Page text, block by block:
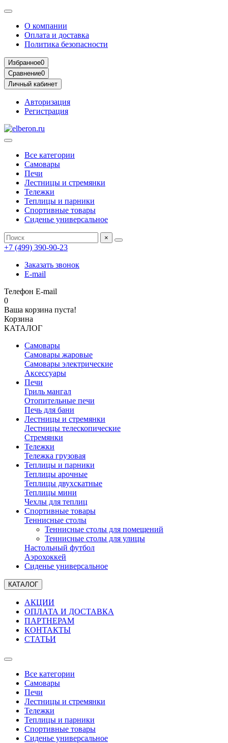
О компании
Оплата и доставка
Политика безопасности
Избранное0
Сравнение0
Личный кабинет
Авторизация
Регистрация
Все категории
Самовары
Печи
Лестницы и стремянки
Тележки
Теплицы и парники
Спортивные товары
Сиденье универсальное
×
+7 (499) 390‑90‑23
Заказать звонок
E-mail
Телефон E-mail
0
Ваша корзина пуста!
Корзина
КАТАЛОГ
Самовары
Самовары жаровые
Самовары электрические
Аксессуары
Печи
Гриль мангал
Отопительные печи
Печь для бани
Лестницы и стремянки
Лестницы телескопические
Стремянки
Тележки
Тележка грузовая
Теплицы и парники
Теплицы арочные
Теплицы двухскатные
Теплицы мини
Чехлы для теплиц
Спортивные товары
Теннисные столы
Теннисные столы для помещений
Теннисные столы для улицы
Настольный футбол
Аэрохоккей
Сиденье универсальное
КАТАЛОГ
АКЦИИ
ОПЛАТА И ДОСТАВКА
ПАРТНЕРАМ
КОНТАКТЫ
СТАТЬИ
Все категории
Самовары
Печи
Лестницы и стремянки
Тележки
Теплицы и парники
Спортивные товары
Сиденье универсальное